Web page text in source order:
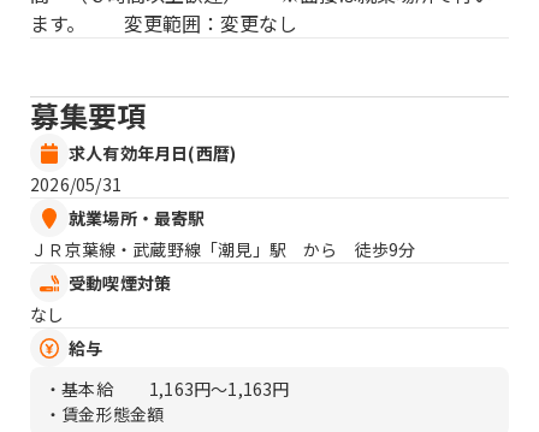
ます。 変更範囲：変更なし
募集要項
求人有効年月日(西暦)
2026/05/31
就業場所・最寄駅
ＪＲ京葉線・武蔵野線「潮見」駅 から 徒歩9分
受動喫煙対策
なし
給与
・基本給
1,163円〜1,163円
・賃金形態金額